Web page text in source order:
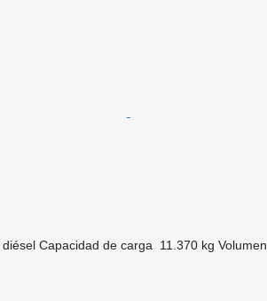
diésel Capacidad de carga 11.370 kg Volumen